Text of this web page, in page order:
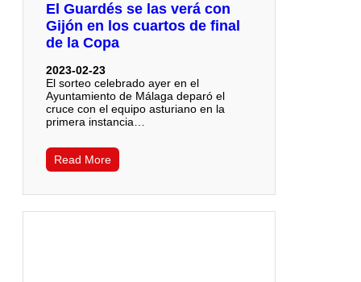
El Guardés se las verá con
Gijón en los cuartos de final
de la Copa
2023-02-23
El sorteo celebrado ayer en el
Ayuntamiento de Málaga deparó el
cruce con el equipo asturiano en la
primera instancia…
Read More